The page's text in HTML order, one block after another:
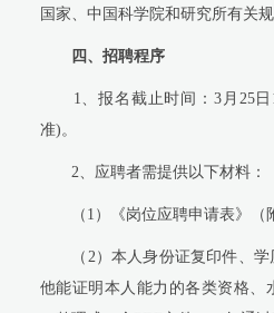
国家、中国科学院和研究所有关规
四、招聘程序
1、报名截止时间：3月25日
准)。
2、应聘者需提供以下材料：
（1）《岗位应聘申请表》（
（2）本人身份证复印件、学
他能证明本人能力的各类资格、